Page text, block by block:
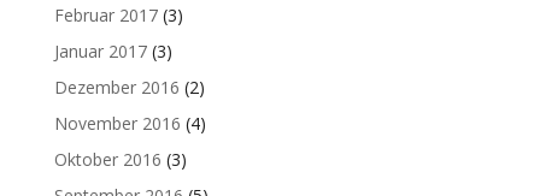
Februar 2017(3)
Januar 2017(3)
Dezember 2016 (2)
November 2016 (4)
Oktober 2016 (3)